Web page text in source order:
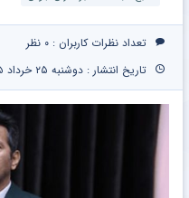
تعداد نظرات کاربران : ۰ نظر
تاریخ انتشار : دوشنبه ۲۵ خرداد ۱۴۰۵ | ۱۸:۳۶